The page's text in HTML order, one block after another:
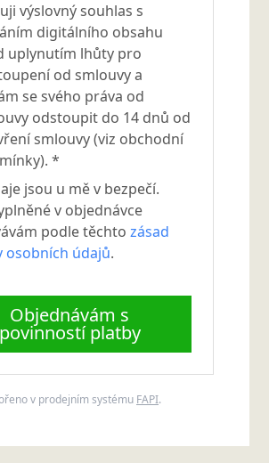
výslovný souhlas s
digitálního obsahu
uplynutím lhůty pro
od smlouvy a
se svého práva od
odstoupit do 14 dnů od
smlouvy (viz obchodní
*
jsou u mě v bezpečí.
v objednávce
podle těchtozásad
osobních údajů.
Objednávám s
povinností platby
v prodejním systému FAPI.